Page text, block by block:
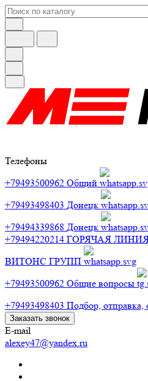
Телефоны
+79493500962 Общий
+79493498403 Донецк
+79494339868 Донецк
+79494220214 ГОРЯЧАЯ
ВИТОНС ГРУПП
+79493500962 Общие вопросы
+79493498403 Подбор, отправка,
Заказать звонок
E-mail
alexey47@yandex.ru